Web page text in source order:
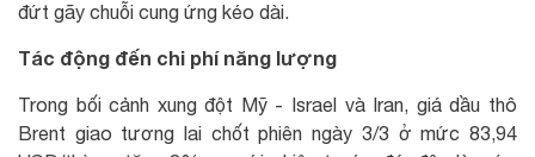
đứt gãy chuỗi cung ứng kéo dài.
Tác động đến chi phí năng lượng
Trong bối cảnh xung đột Mỹ - Israel và Iran, giá dầu thô
Brent giao tương lai chốt phiên ngày 3/3 ở mức 83,94